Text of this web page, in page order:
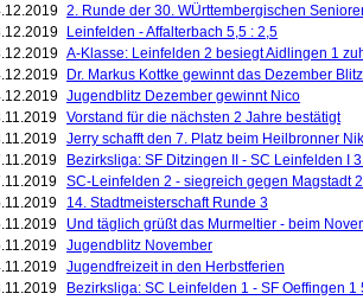
2. Runde der 30. WÜrttembergischen
Leinfelden - Affalterbach 5,5 : 2,5
A-Klasse: Leinfelden 2 besiegt Aidlingen 1
Dr. Markus Kottke gewinnt das Dezember
Jugendblitz Dezember gewinnt Nico
Vorstand für die nächsten 2 Jahre bestätigt
Jerry schafft den 7. Platz beim Heilbronner
Bezirksliga: SF Ditzingen II - SC Leinfelden I
SC-Leinfelden 2 - siegreich gegen Magstadt 2
14. Stadtmeisterschaft Runde 3
Und täglich grüßt das Murmeltier - beim
Jugendblitz November
Jugendfreizeit in den Herbstferien
Bezirksliga: SC Leinfelden 1 - SF Oeffingen 1